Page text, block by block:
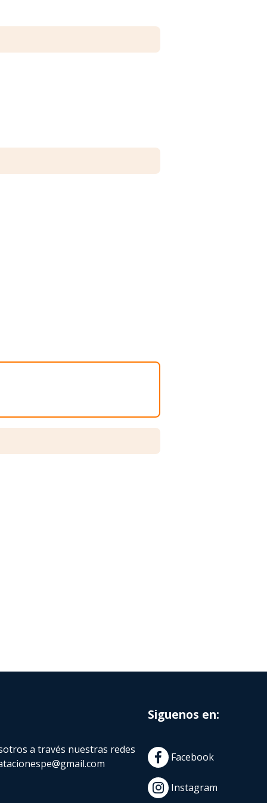
a través nuestras redes
Siguenos en:
Facebook
Instagram